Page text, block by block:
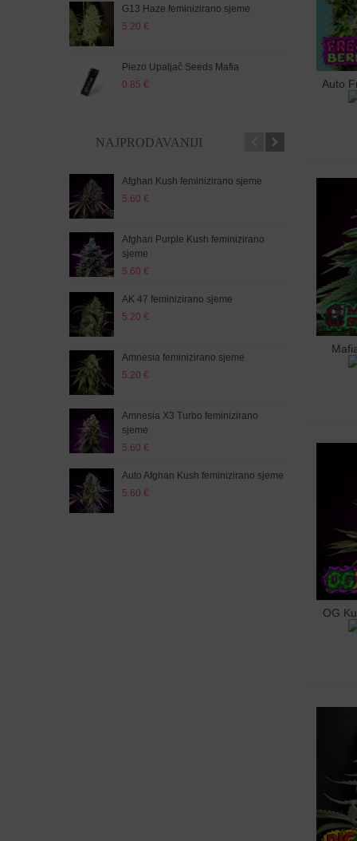
G13 Haze feminizirano sjeme
5.20 €
Piezo Upaljač Seeds Mafia
0.85 €
NAJPRODAVANIJI
Afghan Kush feminizirano sjeme
5.60 €
Afghan Purple Kush feminizirano
sjeme
5.60 €
AK 47 feminizirano sjeme
5.20 €
Amnesia feminizirano sjeme
5.20 €
Amnesia X3 Turbo feminizirano
sjeme
5.60 €
Auto Afghan Kush feminizirano sjeme
5.60 €
5.20
Auto
OG